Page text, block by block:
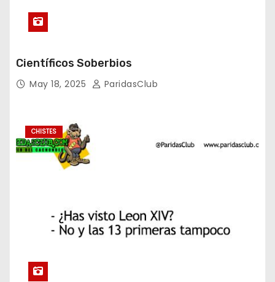
Científicos Soberbios
May 18, 2025 ParidasClub
CHISTES